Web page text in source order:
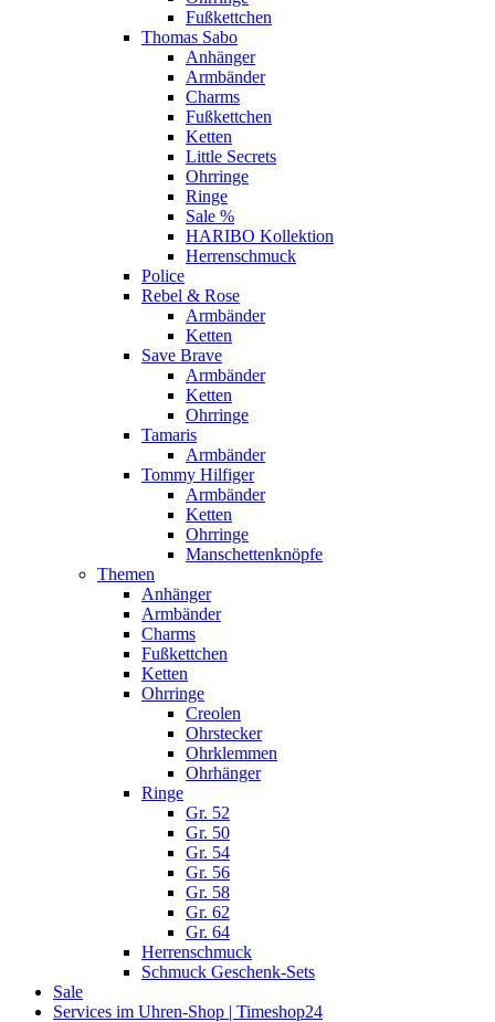
Fußkettchen
Thomas Sabo
Anhänger
Armbänder
Charms
Fußkettchen
Ketten
Little Secrets
Ohrringe
Ringe
Sale %
HARIBO Kollektion
Herrenschmuck
Police
Rebel & Rose
Armbänder
Ketten
Save Brave
Armbänder
Ketten
Ohrringe
Tamaris
Armbänder
Tommy Hilfiger
Armbänder
Ketten
Ohrringe
Manschettenknöpfe
Themen
Anhänger
Armbänder
Charms
Fußkettchen
Ketten
Ohrringe
Creolen
Ohrstecker
Ohrklemmen
Ohrhänger
Ringe
Gr. 52
Gr. 50
Gr. 54
Gr. 56
Gr. 58
Gr. 62
Gr. 64
Herrenschmuck
Schmuck Geschenk-Sets
Sale
Services im Uhren-Shop | Timeshop24